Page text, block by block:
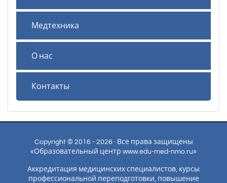
Медтехника
О нас
Контакты
Copyright © 2016 - 2026 · Все права защищены
«Образовательный центр www.edu-med-nmo.ru»
Аккредитация медицинских специалистов, курсы
профессиональной переподготовки, повышение